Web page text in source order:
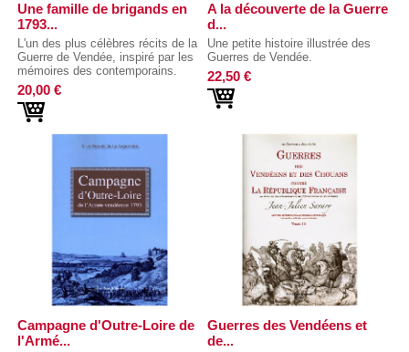
Une famille de brigands en
1793...
L'un des plus célèbres récits de la
Guerre de Vendée, inspiré par les
mémoires des contemporains.
20,00 €
A la découverte de la Guerre
d...
Une petite histoire illustrée des
Guerres de Vendée.
22,50 €
Campagne d'Outre-Loire de
l'Armé...
Guerres des Vendéens et
de...